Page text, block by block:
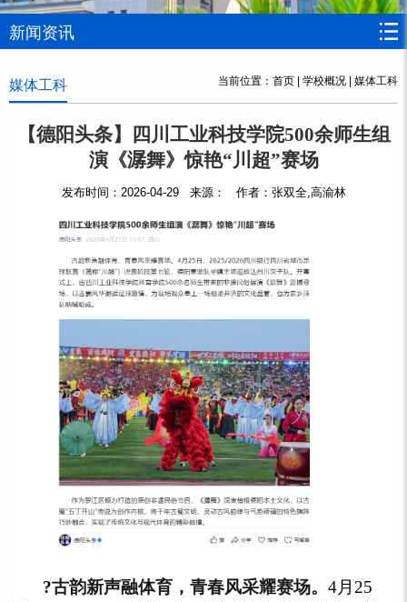
新闻资讯
媒体工科 当前位置： 首页 | 学校概况 | 媒体工科
【德阳头条】四川工业科技学院500余师生组
演《潺舞》惊艳“川超”赛场
发布时间：2026-04-29 来源： 作者：张双全,高渝林
?古韵新声融体育，青春风采耀赛场。4月25